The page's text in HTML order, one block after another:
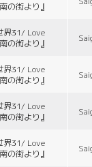
の街より』
界31/ Love
の街より』
界31/ Love
の街より』
界31/ Love
の街より』
界31/ Love
の街より』